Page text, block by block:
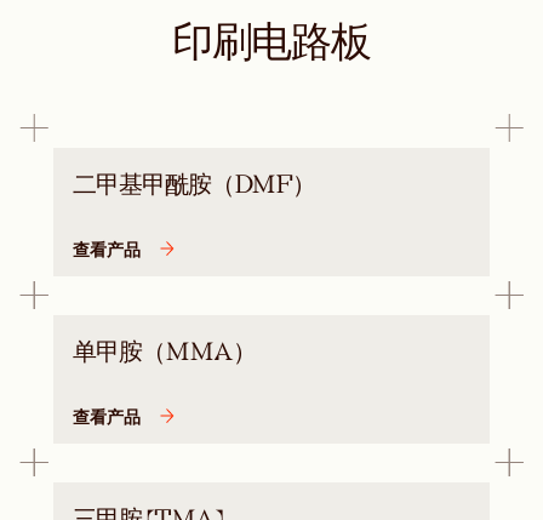
印刷电路板
二甲基甲酰胺（DMF）
查看产品
单甲胺（MMA）
查看产品